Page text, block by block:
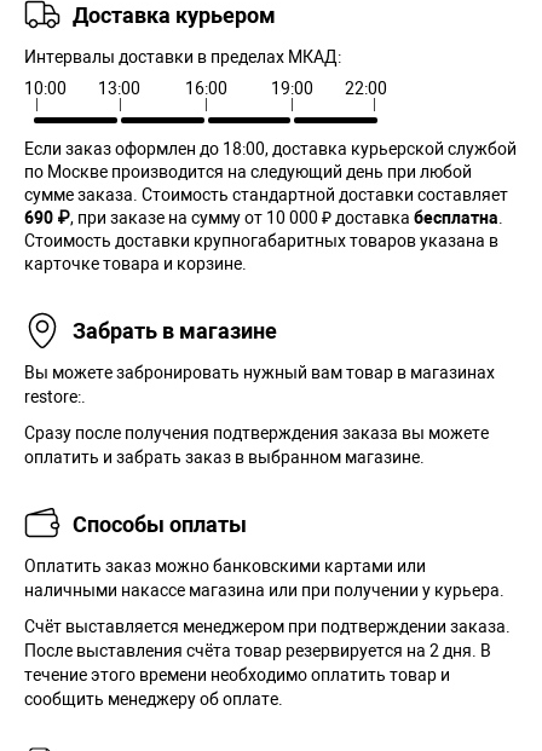
Доставка курьером
Интервалы доставки в пределах МКАД:
10:00
13:00 16:00 19:00 22:00
Если заказ оформлен до 18:00, доставка курьерской службой
по Москве производится на следующий день при любой
сумме заказа. Cтоимость стандартной доставки составляет
690 ₽, при заказе на сумму от 10 000 ₽ доставка бесплатна
Стоимость доставки крупногабаритных товаров указана в
карточке товара и корзине.
Забрать в магазине
Вы можете забронировать нужный вам товар в магазинах
restore:.
Сразу после получения подтверждения заказа вы можете
оплатить и забрать заказ в выбранном магазине.
Способы оплаты
Оплатить заказ можно банковскими картами или
наличными накассе магазина или при получении у курьера.
Cчёт выставляется менеджером при подтверждении заказа.
После выставления счёта товар резервируется на 2 дня. В
течение этого времени необходимо оплатить товар и
сообщить менеджеру об оплате.